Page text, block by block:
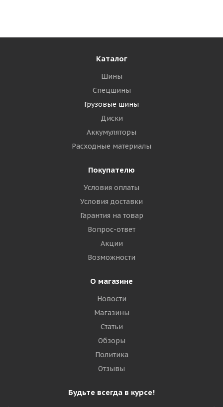
Подробнее
Goodride MultiNavi S1 315/70 R22.5 156/150L
Каталог
Шины
Спецшины
Грузовые шины
Диски
Аккумуляторы
Расходные материалы
Покупателю
Условия оплаты
Условия доставки
Гарантия на товар
Вопрос-ответ
Акции
Возможности
О магазине
Новости
Магазины
Статьи
Обзоры
Политика
Отзывы
Будьте всегда в курсе!